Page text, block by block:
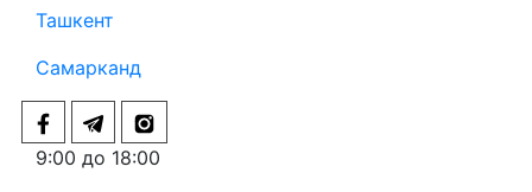
Ташкент
Самарканд
9:00 до 18:00